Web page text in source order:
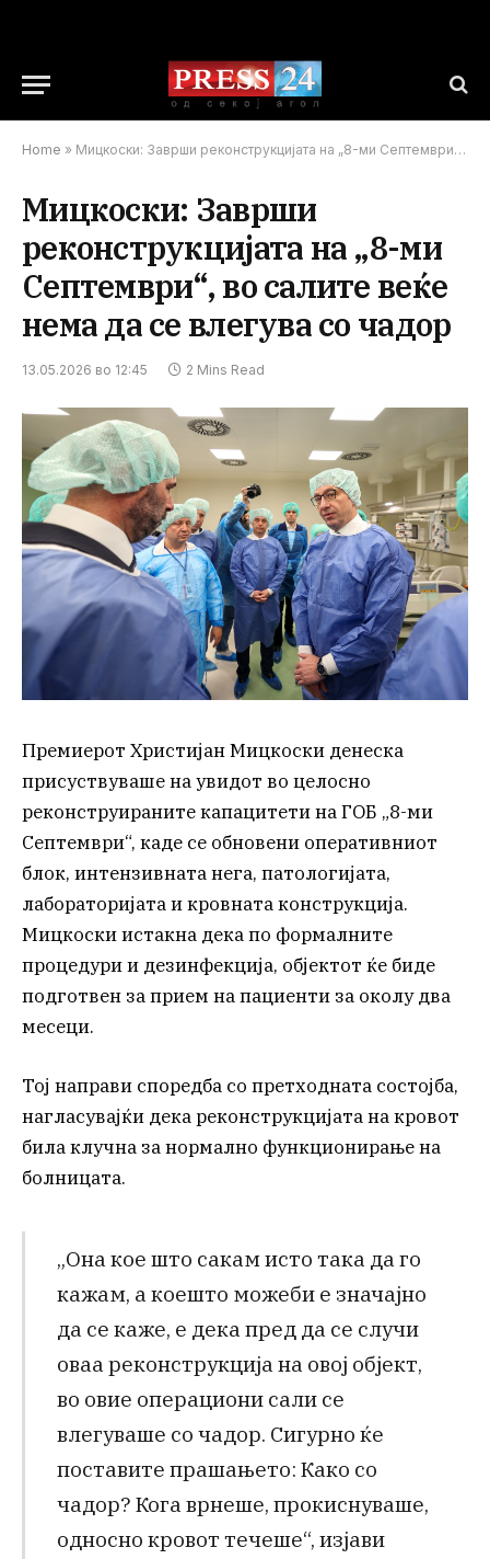
Home » Мицкоски: Заврши реконструкцијата на „8-ми Септември“, во салите веќе нема да се влегува со чадор
Мицкоски: Заврши
реконструкцијата на „8-ми
Септември“, во салите веќе
нема да се влегува со чадор
13.05.2026 во 12:45 2 Mins Read
Премиерот Христијан Мицкоски денеска
присуствуваше на увидот во целосно
реконструираните капацитети на ГОБ „8-ми
Септември“, каде се обновени оперативниот
блок, интензивната нега, патологијата,
лабораторијата и кровната конструкција.
Мицкоски истакна дека по формалните
процедури и дезинфекција, објектот ќе биде
подготвен за прием на пациенти за околу два
месеци.
Тој направи споредба со претходната состојба,
нагласувајќи дека реконструкцијата на кровот
била клучна за нормално функционирање на
болницата.
„Она кое што сакам исто така да го
кажам, а коешто можеби е значајно
да се каже, е дека пред да се случи
оваа реконструкција на овој објект,
во овие операциони сали се
влегуваше со чадор. Сигурно ќе
поставите прашањето: Како со
чадор? Кога врнеше, прокиснуваше,
односно кровот течеше“, изјави